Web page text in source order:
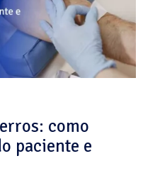
como
paciente e